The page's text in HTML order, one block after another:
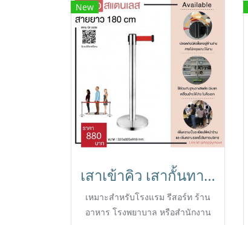
New
เสาเข้าคิว เสากั้นทางเดิน สแตนเลสพร้อมสายดึง(สีแดง) HORECAT code 24694
เหมาะสำหรับโรงแรม รีสอร์ท ร้าน
อาหาร โรงพยาบาล หรือสำนักงาน